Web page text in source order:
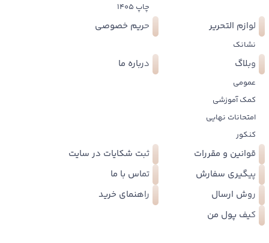
چاپ 1405
لوازم التحریر
نشانک
حریم خصوصی
وبلاگ
عمومی
کمک آموزشی
امتحانات نهایی
کنکور
درباره ما
قوانین و مقررات
ثبت شکایات در سایت
پیگیری سفارش
تماس با ما
روش ارسال
راهنمای خرید
کیف پول من